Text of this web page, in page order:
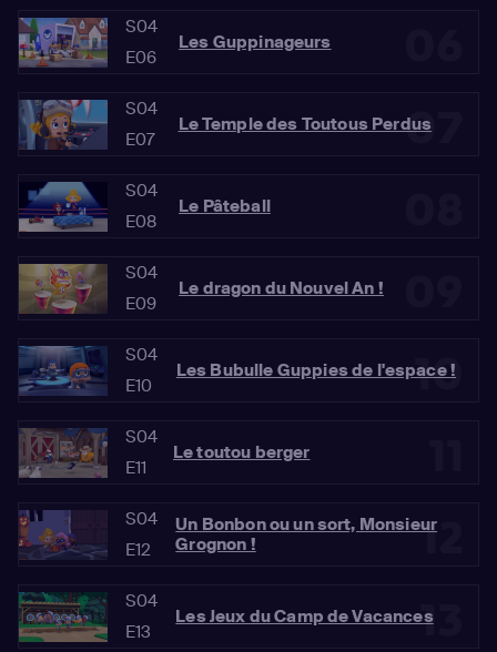
S04
E06
Les Guppinageurs
07
S04
E07
Le Temple des Toutous Perdus
S04
E08
Le Pâteball
S04
E09
Le dragon du Nouvel An !
10
S04
E10
Les Bubulle Guppies de l'espace !
S04
E11
Le toutou berger
12
S04
E12
Un Bonbon ou un sort, Monsieur
Grognon !
13
S04
E13
Les Jeux du Camp de Vacances